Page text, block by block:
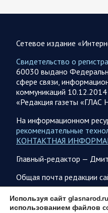
07.08.2026 09:56
объектам в 6 областях
147 БПЛА, запущенных с
якобы «сбиты/подавлены»
07.08.2026 09:46
Фронтовая сводка Олега
года
203 украинских БПЛА
РФ: Беспилотники сбивали
Белгородской, Брянской,
Калужской, Курской,…
07.08.2026 07:48
Сетевое издание
Свидетельство о
60030 выдано
сфере связи,
коммуникаций
«Редакция газеты
На информационном
рекомендательные
КОНТАКТНАЯ
Главный-редактор —
Общая почта редакции
ПОДПИСКА
Используя сайт
использованием файлов